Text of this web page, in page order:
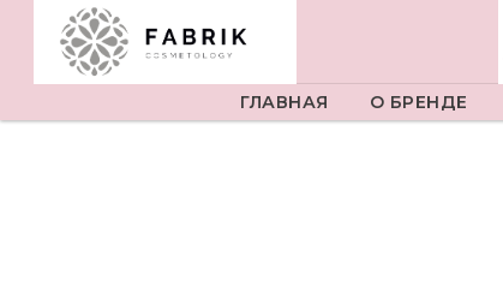
ГЛАВНАЯ О БРЕНДЕ